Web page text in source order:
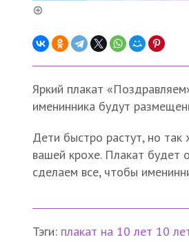
Яркий плакат
именинника будут
Дети быстро растут, но так
вашей крохе. Плакат будет
сделаем все, чтобы
Тэги: плакат на 10 лет 10